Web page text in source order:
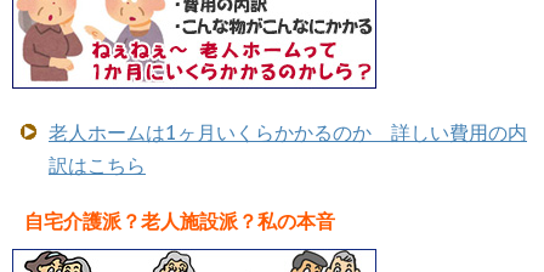
老人ホームは1ヶ月いくらかかるのか 詳しい費用の内
訳はこちら
自宅介護派？老人施設派？私の本音